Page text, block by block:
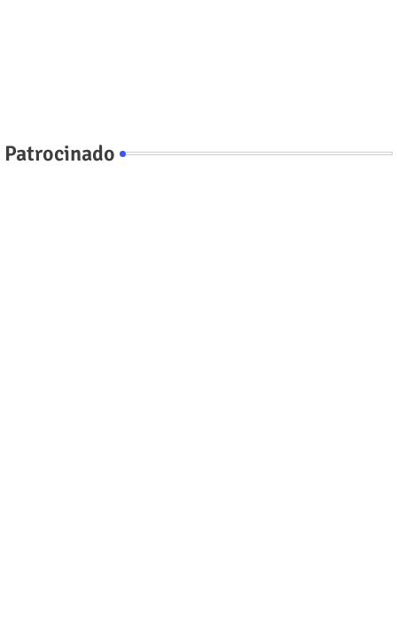
Patrocinado